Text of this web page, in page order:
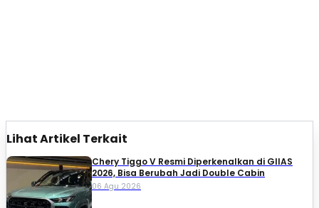
Lihat Artikel Terkait
Chery Tiggo V Resmi Diperkenalkan di GIIAS
2026, Bisa Berubah Jadi Double Cabin
06 Agu 2026